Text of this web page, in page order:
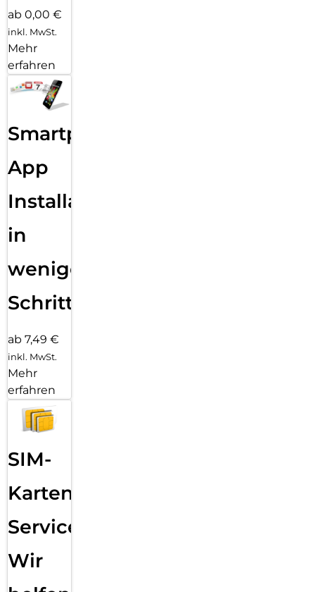
ab 0,00 €
inkl. MwSt.
Mehr
erfahren
Smartphone
App
Installation
in
wenigen
Schritten
ab 7,49 €
inkl. MwSt.
Mehr
erfahren
SIM-
Karten
Service:
Wir